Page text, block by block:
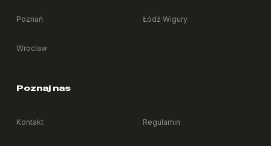
Poznań
Wroclaw
Łódź Wigury
Poznaj nas
Kontakt Regulamin